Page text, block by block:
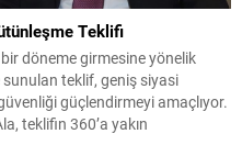
Teklifi
döneme girmesine yönelik
sunulan teklif, geniş siyasi
güçlendirmeyi amaçlıyor.
teklifin 360’a yakın